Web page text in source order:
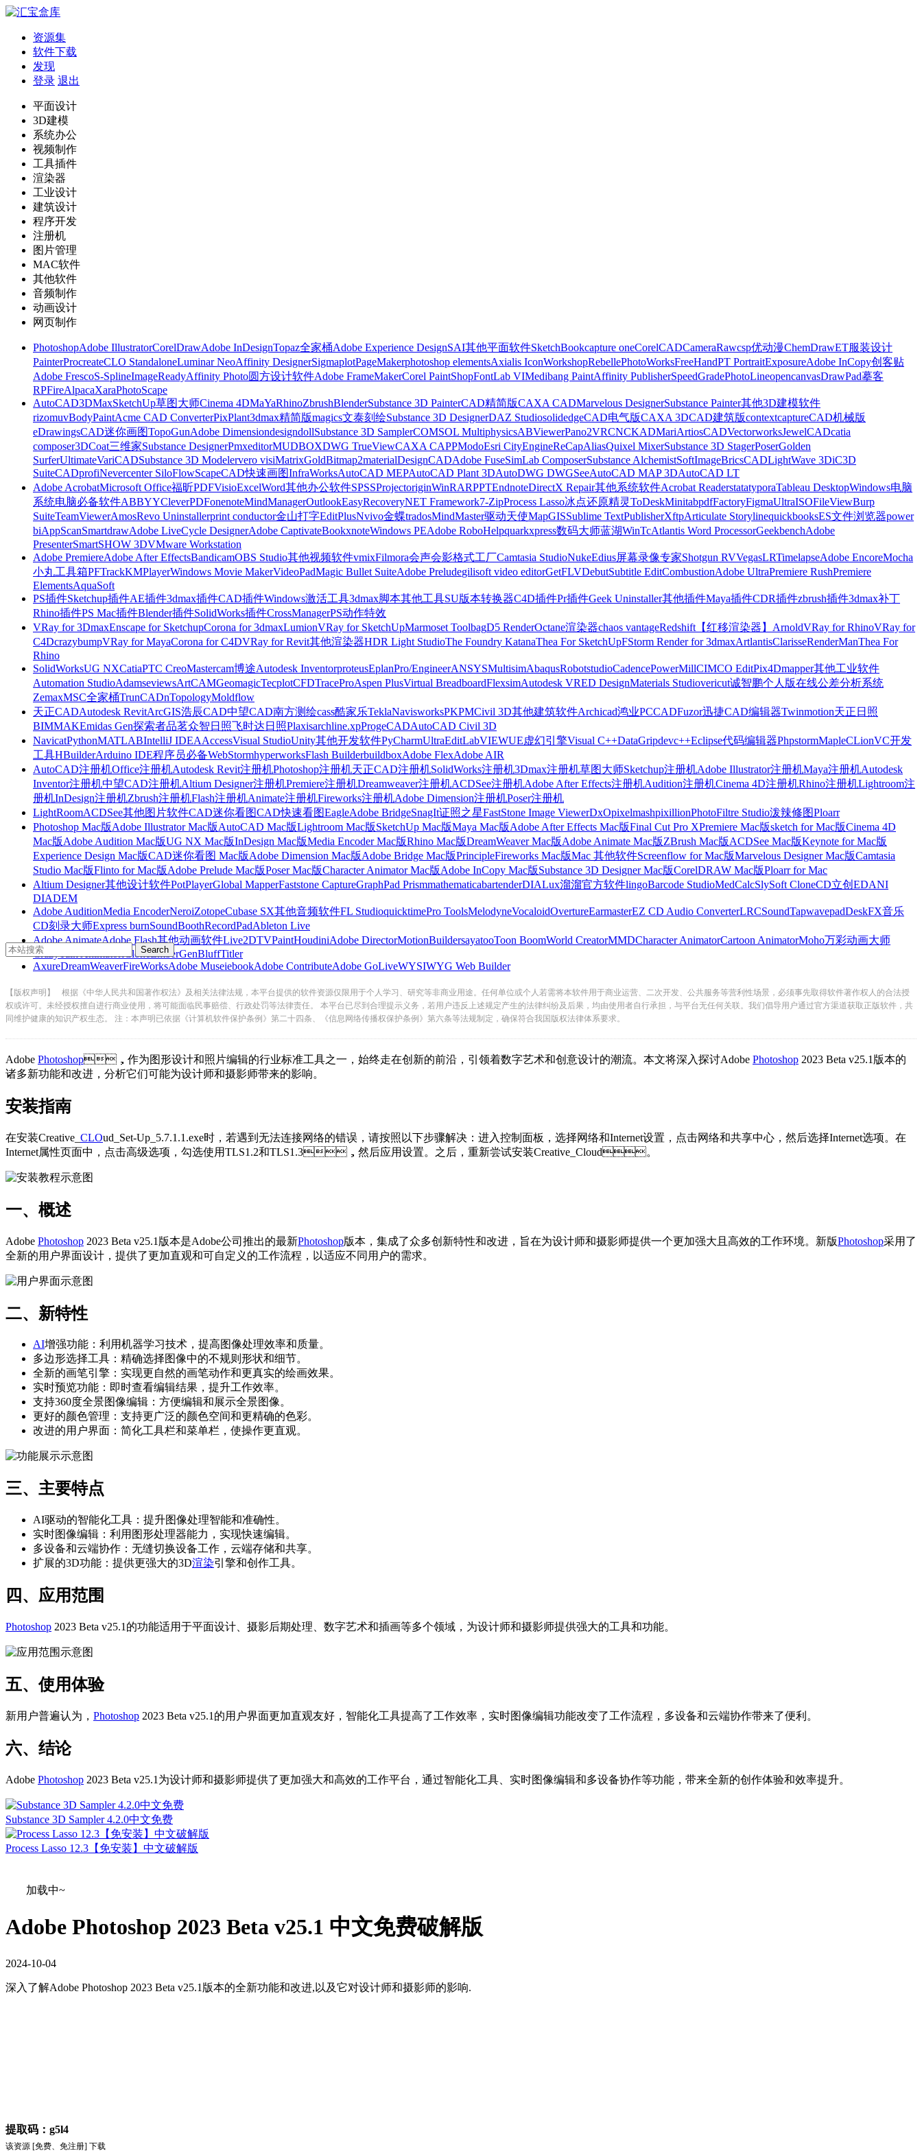
资源集
软件下载
发现
登录 退出
平面设计
3D建模
系统办公
视频制作
工具插件
渲染器
工业设计
建筑设计
程序开发
注册机
图片管理
MAC软件
其他软件
音频制作
动画设计
网页制作
PhotoshopAdobe IllustratorCorelDrawAdobe InDesignTopaz全家桶Adobe Experience DesignSAI其他平面软件SketchBookcapture oneCorelCADCameraRawcsp优动漫ChemDrawET服装设计
PainterProcreateCLO StandaloneLuminar NeoAffinity DesignerSigmaplotPageMakerphotoshop elementsAxialis IconWorkshopRebellePhotoWorksFreeHandPT PortraitExposureAdobe InCopy创客贴
Adobe FrescoS-SplineImageReadyAffinity Photo圆方设计软件Adobe FrameMakerCorel PaintShopFontLab VIMedibang PaintAffinity PublisherSpeedGradePhotoLineopencanvasDrawPad摹客
RPFireAlpacaXaraPhotoScape
AutoCAD3DMaxSketchUp草图大师Cinema 4DMaYaRhinoZbrushBlenderSubstance 3D PainterCAD精简版CAXA CADMarvelous DesignerSubstance Painter其他3D建模软件
rizomuvBodyPaintAcme CAD ConverterPixPlant3dmax精简版magics文泰刻绘Substance 3D DesignerDAZ StudiosolidedgeCAD电气版CAXA 3DCAD建筑版contextcaptureCAD机械版
eDrawingsCAD迷你画图TopoGunAdobe DimensiondesigndollSubstance 3D SamplerCOMSOL MultiphysicsABViewerPano2VRCNCKADMariArtiosCADVectorworksJewelCADcatia
composer3DCoat三维家Substance DesignerPmxeditorMUDBOXDWG TrueViewCAXA CAPPModoEsri CityEngineReCapAliasQuixel MixerSubstance 3D StagerPoserGolden
SurferUltimateVariCADSubstance 3D Modelervero visiMatrixGoldBitmap2materialDesignCADAdobe FuseSimLab ComposerSubstance AlchemistSoftImageBricsCADLightWave 3DiC3D
SuiteCADprofiNevercenter SiloFlowScapeCAD快速画图InfraWorksAutoCAD MEPAutoCAD Plant 3DAutoDWG DWGSeeAutoCAD MAP 3DAutoCAD LT
Adobe AcrobatMicrosoft Office福昕PDFVisioExcelWord其他办公软件SPSSProjectoriginWinRARPPTEndnoteDirectX Repair其他系统软件Acrobat ReaderstatatyporaTableau DesktopWindows电脑
系统电脑必备软件ABBYYCleverPDFonenoteMindManagerOutlookEasyRecoveryNET Framework7-ZipProcess Lasso冰点还原精灵ToDeskMinitabpdfFactoryFigmaUltraISOFileViewBurp
SuiteTeamViewerAmosRevo Uninstallerprint conductor金山打字EditPlusNvivo金蝶tradosMindMaster驱动天使MapGISSublime TextPublisherXftpArticulate StorylinequickbooksES文件浏览器power
biAppScanSmartdrawAdobe LiveCycle DesignerAdobe CaptivateBookxnoteWindows PEAdobe RoboHelpquarkxpress数码大师蓝湖WinTcAtlantis Word ProcessorGeekbenchAdobe
PresenterSmartSHOW 3DVMware Workstation
Adobe PremiereAdobe After EffectsBandicamOBS Studio其他视频软件vmixFilmora会声会影格式工厂Camtasia StudioNukeEdius屏幕录像专家Shotgun RVVegasLRTimelapseAdobe EncoreMocha
小丸工具箱PFTrackKMPlayerWindows Movie MakerVideoPadMagic Bullet SuiteAdobe Preludegilisoft video editorGetFLVDebutSubtitle EditCombustionAdobe UltraPremiere RushPremiere
ElementsAquaSoft
PS插件Sketchup插件AE插件3dmax插件CAD插件Windows激活工具3dmax脚本其他工具SU版本转换器C4D插件Pr插件Geek Uninstaller其他插件Maya插件CDR插件zbrush插件3dmax补丁
Rhino插件PS Mac插件Blender插件SolidWorks插件CrossManagerPS动作特效
VRay for 3DmaxEnscape for SketchupCorona for 3dmaxLumionVRay for SketchUpMarmoset ToolbagD5 RenderOctane渲染器chaos vantageRedshift【红移渲染器】 ArnoldVRay for RhinoVRay for
C4DcrazybumpVRay for MayaCorona for C4DVRay for Revit其他渲染器HDR Light StudioThe Foundry KatanaThea For SketchUpFStorm Render for 3dmaxArtlantisClarisseRenderManThea For
Rhino
SolidWorksUG NXCatiaPTC CreoMastercam博途Autodesk InventorproteusEplanPro/EngineerANSYSMultisimAbaqusRobotstudioCadencePowerMillCIMCO EditPix4Dmapper其他工业软件
Automation StudioAdamseviewsArtCAMGeomagicTecplotCFDTraceProAspen PlusVirtual BreadboardFlexsimAutodesk VRED DesignMaterials Studiovericut诚智鹏个人版在线公差分析系统
ZemaxMSC全家桶TrunCADnTopologyMoldflow
天正CADAutodesk RevitArcGIS浩辰CAD中望CAD南方测绘cass酷家乐TeklaNavisworksPKPMCivil 3D其他建筑软件Archicad鸿业PCCADFuzor迅捷CAD编辑器Twinmotion天正日照
BIMMAKEmidas Gen探索者品茗众智日照飞时达日照Plaxisarchline.xpProgeCADAutoCAD Civil 3D
NavicatPythonMATLABIntelliJ IDEAAccessVisual StudioUnity其他开发软件PyCharmUltraEditLabVIEWUE虚幻引擎Visual C++DataGripdevc++Eclipse代码编辑器PhpstormMapleCLionVC开发
工具HBuilderArduino IDE程序员必备WebStormhyperworksFlash BuilderbuildboxAdobe FlexAdobe AIR
AutoCAD注册机Office注册机Autodesk Revit注册机Photoshop注册机天正CAD注册机SolidWorks注册机3Dmax注册机草图大师Sketchup注册机Adobe Illustrator注册机Maya注册机Autodesk
Inventor注册机中望CAD注册机Altium Designer注册机Premiere注册机Dreamweaver注册机ACDSee注册机Adobe After Effects注册机Audition注册机Cinema 4D注册机Rhino注册机Lightroom注
册机InDesign注册机Zbrush注册机Flash注册机Animate注册机Fireworks注册机Adobe Dimension注册机Poser注册机
LightRoomACDSee其他图片软件CAD迷你看图CAD快速看图EagleAdobe BridgeSnagIt证照之星FastStone Image ViewerDxOpixelmashpixillionPhotoFiltre Studio泼辣修图Ploarr
Photoshop Mac版Adobe Illustrator Mac版AutoCAD Mac版Lightroom Mac版SketchUp Mac版Maya Mac版Adobe After Effects Mac版Final Cut Pro XPremiere Mac版sketch for Mac版Cinema 4D
Mac版Adobe Audition Mac版UG NX Mac版InDesign Mac版Media Encoder Mac版Rhino Mac版DreamWeaver Mac版Adobe Animate Mac版ZBrush Mac版ACDSee Mac版Keynote for Mac版
Experience Design Mac版CAD迷你看图 Mac版Adobe Dimension Mac版Adobe Bridge Mac版PrincipleFireworks Mac版Mac 其他软件Screenflow for Mac版Marvelous Designer Mac版Camtasia
Studio Mac版Flinto for Mac版Adobe Prelude Mac版Poser Mac版Character Animator Mac版Adobe InCopy Mac版Substance 3D Designer Mac版CorelDRAW Mac版Ploarr for Mac
Altium Designer其他设计软件PotPlayerGlobal MapperFaststone CaptureGraphPad PrismmathematicabartenderDIALux溜溜官方软件lingoBarcode StudioMedCalcSlySoft CloneCD立创EDANI
DIADEM
Adobe AuditionMedia EncoderNeroiZotopeCubase SX其他音频软件FL StudioquicktimePro ToolsMelodyneVocaloidOvertureEarmasterEZ CD Audio ConverterLRCSoundTapwavepadDeskFX音乐
CD刻录大师Express burnSoundBoothRecordPadAbleton Live
Adobe AnimateAdobe Flash其他动画软件Live2DTVPaintHoudiniAdobe DirectorMotionBuildersayatooToon BoomWorld CreatorMMDCharacter AnimatorCartoon AnimatorMoho万彩动画大师
CrazyTalk AnimatoriCloneEmberGenBluffTitler
AxureDreamWeaverFireWorksAdobe MuseiebookAdobe ContributeAdobe GoLiveWYSIWYG Web Builder
【版权声明】
根据《中华人民共和国著作权法》及相关法律法规，本平台提供的软件资源仅限用于个人学习、研究等非商业用途。任何单位或个人若需将本软件用于商业运营、二次开发、公共服务等营利性场景，必须事先取得软件著作权人的合法授
权或许可。未经授权擅自进行商业使用，将可能面临民事赔偿、行政处罚等法律责任。 本平台已尽到合理提示义务，若用户违反上述规定产生的法律纠纷及后果，均由使用者自行承担，与平台无任何关联。我们倡导用户通过官方渠道获取正版软件，共
同维护健康的知识产权生态。 注：本声明已依据《计算机软件保护条例》第二十四条、《信息网络传播权保护条例》第六条等法规制定，确保符合我国版权法律体系要求。
Adobe Photoshop，作为图形设计和照片编辑的行业标准工具之一，始终走在创新的前沿，引领着数字艺术和创意设计的潮流。本文将深入探讨Adobe Photoshop 2023 Beta v25.1版本的
诸多新功能和改进，分析它们可能为设计师和摄影师带来的影响。
安装指南
在安装Creative_ CLOud_Set-Up_5.7.1.1.exe时，若遇到无法连接网络的错误，请按照以下步骤解决：进入控制面板，选择网络和Internet设置，点击网络和共享中心，然后选择Internet选项。在
Internet属性页面中，点击高级选项，勾选使用TLS1.2和TLS1.3，然后应用设置。之后，重新尝试安装Creative_Cloud。
一、概述
Adobe Photoshop 2023 Beta v25.1版本是Adobe公司推出的最新Photoshop版本，集成了众多创新特性和改进，旨在为设计师和摄影师提供一个更加强大且高效的工作环境。新版Photoshop采用了
全新的用户界面设计，提供了更加直观和可自定义的工作流程，以适应不同用户的需求。
二、新特性
AI增强功能：利用机器学习技术，提高图像处理效率和质量。
多边形选择工具：精确选择图像中的不规则形状和细节。
全新的画笔引擎：实现更自然的画笔动作和更真实的绘画效果。
实时预览功能：即时查看编辑结果，提升工作效率。
支持360度全景图像编辑：方便编辑和展示全景图像。
更好的颜色管理：支持更广泛的颜色空间和更精确的色彩。
改进的用户界面：简化工具栏和菜单栏，使操作更直观。
三、主要特点
AI驱动的智能化工具：提升图像处理智能和准确性。
实时图像编辑：利用图形处理器能力，实现快速编辑。
多设备和云端协作：无缝切换设备工作，云端存储和共享。
扩展的3D功能：提供更强大的3D渲染引擎和创作工具。
四、应用范围
Photoshop 2023 Beta v25.1的功能适用于平面设计、摄影后期处理、数字艺术和插画等多个领域，为设计师和摄影师提供强大的工具和功能。
五、使用体验
新用户普遍认为， Photoshop 2023 Beta v25.1的用户界面更加直观友好，智能化工具提高了工作效率，实时图像编辑功能改变了工作流程，多设备和云端协作带来了便利。
六、结论
Adobe Photoshop 2023 Beta v25.1为设计师和摄影师提供了更加强大和高效的工作平台，通过智能化工具、实时图像编辑和多设备协作等功能，带来全新的创作体验和效率提升。
Substance 3D Sampler 4.2.0中文免费
Process Lasso 12.3【免安装】中文破解版
加载中~
Adobe Photoshop 2023 Beta v25.1 中文免费破解版
2024-10-04
深入了解Adobe Photoshop 2023 Beta v25.1版本的全新功能和改进,以及它对设计师和摄影师的影响.
提取码：g5l4
该资源 [免费、免注册] 下载